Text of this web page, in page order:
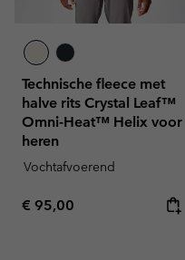
Technische fleece met
halve rits Crystal Leaf™
Omni-Heat™ Helix voor
heren
Vochtafvoerend
Regular price:
€ 95,00